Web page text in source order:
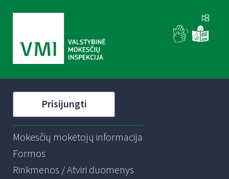
Prisijungti
Mokesčių mokėtojų informacija
Formos
Rinkmenos / Atviri duomenys